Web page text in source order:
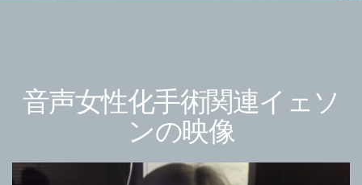
音声女性化手術関連イェソ
ンの映像